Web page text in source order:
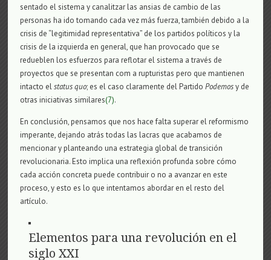
sentado el sistema y canalitzar las ansias de cambio de las
personas ha ido tomando cada vez más fuerza, también debido a la
crisis de “legitimidad representativa” de los partidos políticos y la
crisis de la izquierda en general, que han provocado que se
redueblen los esfuerzos para reflotar el sistema a través de
proyectos que se presentan com a rupturistas pero que mantienen
intacto elstatus quo; es el caso claramente del PartidoPodemosy de
otras iniciativas similares(7).
En conclusión, pensamos que nos hace falta superar el reformismo
imperante, dejando atrás todas las lacras que acabamos de
mencionar y planteando una estrategia global de transición
revolucionaria. Esto implica una reflexión profunda sobre cómo
cada acción concreta puede contribuir o no a avanzar en este
proceso, y esto es lo que intentamos abordar en el resto del
artículo.
Elementos para una revolución en el
siglo XXI